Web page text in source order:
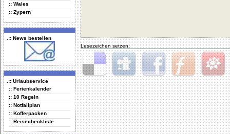
:: Wales
:: Zypern
.:: News bestellen
.:: Urlaubservice
:: Ferienkalender
:: 10 Regeln
:: Notfallplan
:: Kofferpacken
:: Reisecheckliste
Lesezeichen setzen:
Delicious Digg Facebook Furl StudiVZ